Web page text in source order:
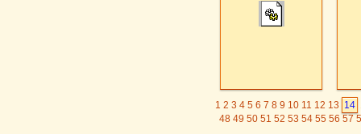
1 2 3 4 5 6 7 8 9 10 11 12 13 14
48 49 50 51 52 53 54 55 56 57